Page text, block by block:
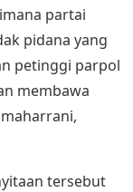
partai
pidana yang
petinggi parpol
membawa
tersebut